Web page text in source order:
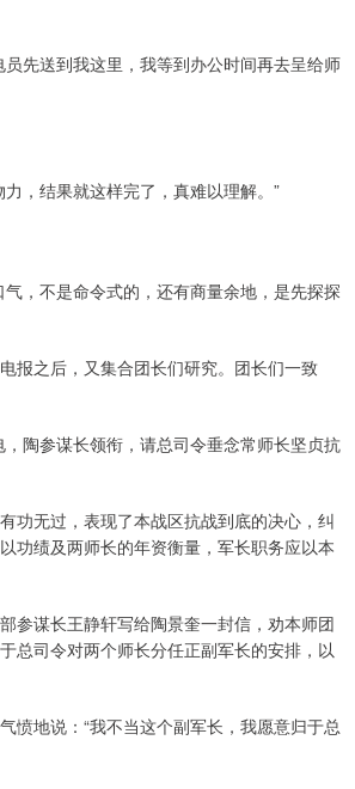
员先送到我这里，我等到办公时间再去呈给师
，结果就这样完了，真难以理解。”
，不是命令式的，还有商量余地，是先探探
报之后，又集合团长们研究。团长们一致
，陶参谋长领衔，请总司令垂念常师长坚贞抗
功无过，表现了本战区抗战到底的决心，纠
功绩及两师长的年资衡量，军长职务应以本
参谋长王静轩写给陶景奎一封信，劝本师团
总司令对两个师长分任正副军长的安排，以
愤地说：“我不当这个副军长，我愿意归于总